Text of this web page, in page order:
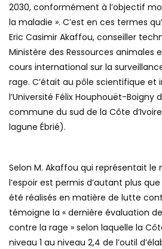
2030, conformément à l’objectif
la maladie ». C’est en ces termes
Eric Casimir Akaffou, conseiller
Ministère des Ressources animales
cours international sur la
rage. C’était au pôle scientifique et
l’Université Félix Houphouët-Boigny
commune du sud de la Côte
lagune Ébrié).
Selon M. Akaffou qui représentait le
l’espoir est permis d’autant plus
été réalisés en matière de lutte
témoigne la « dernière évaluation
contre la rage » selon laquelle la
niveau 1 au niveau 2,4 de l’outil